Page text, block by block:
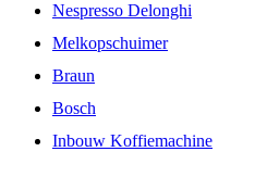
Nespresso Delonghi
Melkopschuimer
Braun
Bosch
Inbouw Koffiemachine